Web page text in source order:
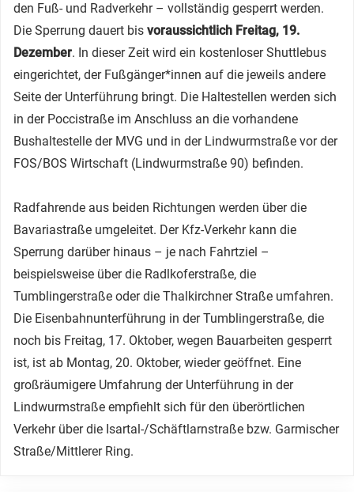
den Fuß- und Radverkehr – vollständig gesperrt werden.
Die Sperrung dauert bis voraussichtlich Freitag, 19.
Dezember. In dieser Zeit wird ein kostenloser Shuttlebus
eingerichtet, der Fußgänger*innen auf die jeweils andere
Seite der Unterführung bringt. Die Haltestellen werden sich
in der Poccistraße im Anschluss an die vorhandene
Bushaltestelle der MVG und in der Lindwurmstraße vor der
FOS/BOS Wirtschaft (Lindwurmstraße 90) befinden.
Radfahrende aus beiden Richtungen werden über die
Bavariastraße umgeleitet. Der Kfz-Verkehr kann die
Sperrung darüber hinaus – je nach Fahrtziel –
beispielsweise über die Radlkoferstraße, die
Tumblingerstraße oder die Thalkirchner Straße umfahren.
Die Eisenbahnunterführung in der Tumblingerstraße, die
noch bis Freitag, 17. Oktober, wegen Bauarbeiten gesperrt
ist, ist ab Montag, 20. Oktober, wieder geöffnet. Eine
großräumigere Umfahrung der Unterführung in der
Lindwurmstraße empfiehlt sich für den überörtlichen
Verkehr über die Isartal-/Schäftlarnstraße bzw. Garmischer
Straße/Mittlerer Ring.